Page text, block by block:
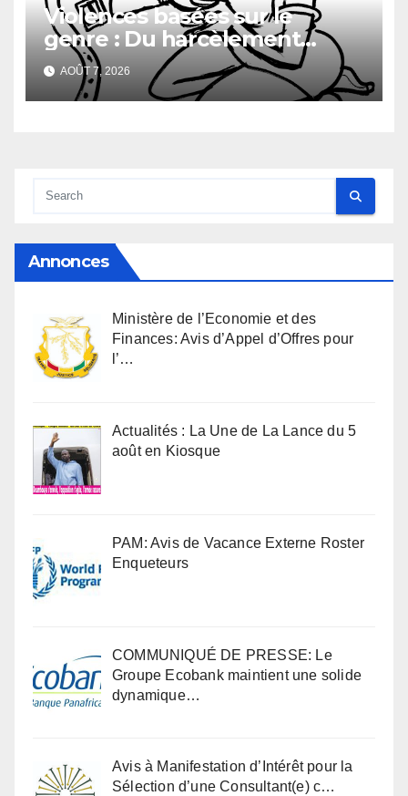
Violences basées sur le
genre : Du harcèlement
sexuel
AOÛT 7, 2026
Annonces
Ministère de l’Economie et des
Finances: Avis d’Appel d’Offres pour
l’…
Actualités : La Une de La Lance du 5
août en Kiosque
PAM: Avis de Vacance Externe Roster
Enqueteurs
COMMUNIQUÉ DE PRESSE: Le
Groupe Ecobank maintient une solide
dynamique…
Avis à Manifestation d’Intérêt pour la
Sélection d’une Consultant(e) c…